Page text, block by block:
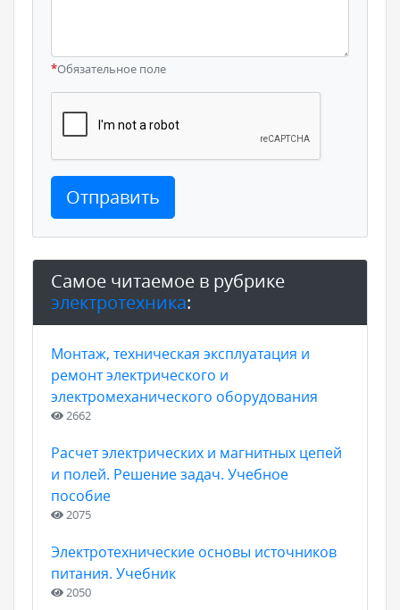
*Обязательное поле
Отправить
Самое читаемое в рубрике
электротехника:
Монтаж, техническая эксплуатация и
ремонт электрического и
электромеханического оборудования
2662
Расчет электрических и магнитных цепей
и полей. Решение задач. Учебное
пособие
2075
Электротехнические основы источников
питания. Учебник
2050